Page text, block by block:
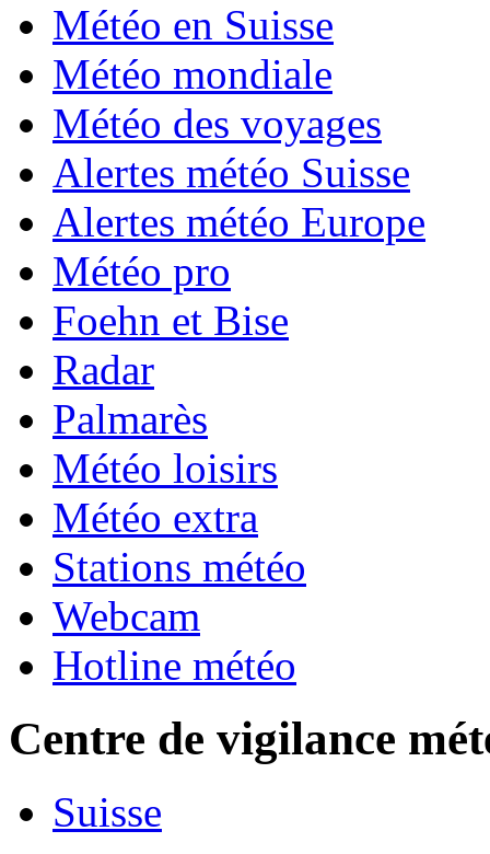
Météo en Suisse
Météo mondiale
Météo des voyages
Alertes météo Suisse
Alertes météo Europe
Météo pro
Foehn et Bise
Radar
Palmarès
Météo loisirs
Météo extra
Stations météo
Webcam
Hotline météo
Centre de vigilance
Suisse